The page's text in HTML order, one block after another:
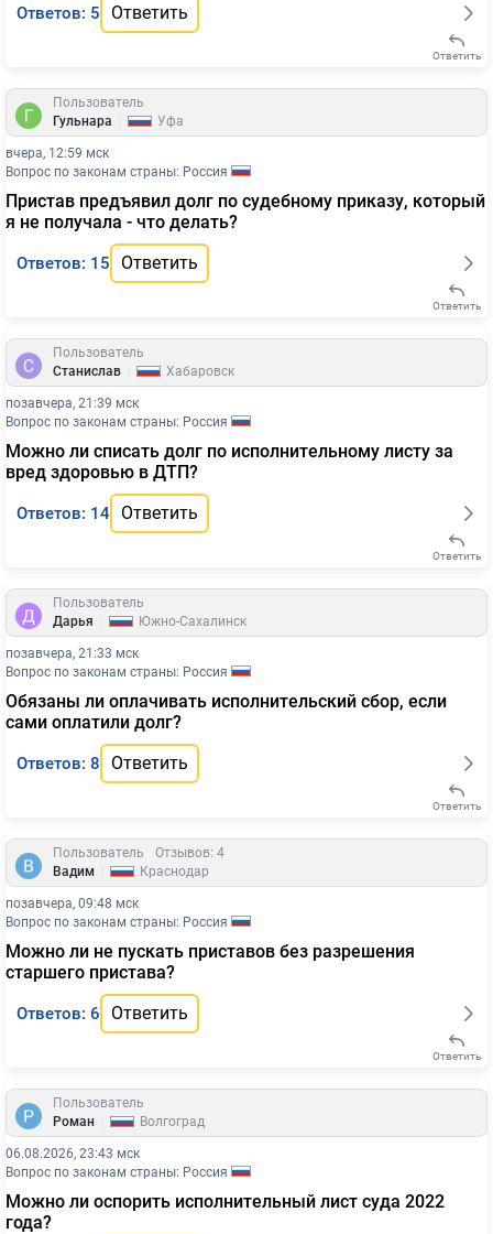
Ответов: 5 Ответить
Ответить
Пользователь
Гульнара
Уфа
вчера, 12:59 мск
Вопрос по законам страны: Россия
Пристав предъявил долг по судебному приказу, который
я не получала - что делать?
Ответов: 15 Ответить
Ответить
Пользователь
Станислав
Хабаровск
позавчера, 21:39 мск
Вопрос по законам страны: Россия
Можно ли списать долг по исполнительному листу за
вред здоровью в ДТП?
Ответов: 14 Ответить
Ответить
Пользователь
Дарья
Южно-Сахалинск
позавчера, 21:33 мск
Вопрос по законам страны: Россия
Обязаны ли оплачивать исполнительский сбор, если
сами оплатили долг?
Ответов: 8 Ответить
Ответить
Пользователь
Отзывов: 4
Вадим
Краснодар
позавчера, 09:48 мск
Вопрос по законам страны: Россия
Можно ли не пускать приставов без разрешения
старшего пристава?
Ответов: 6 Ответить
Ответить
Пользователь
Роман
Волгоград
06.08.2026, 23:43 мск
Вопрос по законам страны: Россия
Можно ли оспорить исполнительный лист суда 2022
года?